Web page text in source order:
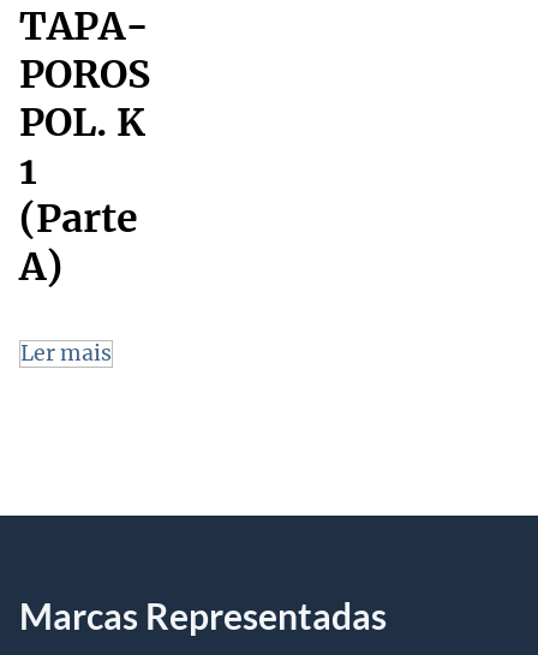
TAPA-
POROS
POL. K
1
(Parte
A)
Ler mais
Marcas Representadas